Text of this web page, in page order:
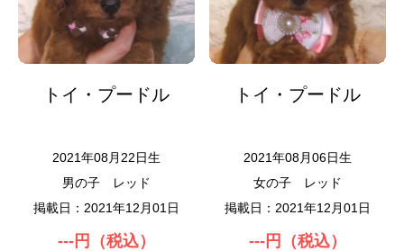
トイ・プードル
2021年08月22日生
男の子
レッド
掲載日：2021年12月01日
---円（税込）
トイ・プードル
2021年08月06日生
女の子
レッド
掲載日：2021年12月01日
---円（税込）